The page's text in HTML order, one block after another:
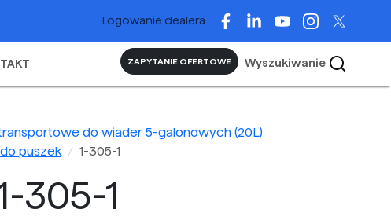
Logowanie dealera
ZAPYTANIE OFERTOWE Wyszukiwanie
do wiader 5-galonowych (20L)
puszek
1-305-1
305-1